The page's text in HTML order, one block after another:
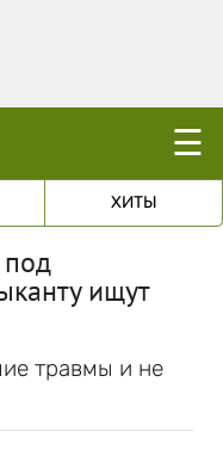
☰
ХИТЫ
ищут
травмы и не